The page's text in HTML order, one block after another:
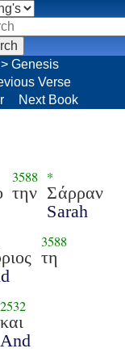
> Genesis
Verse
Next Book
3588
την
*
Σάρραν
Sarah
3588
τη
2532
και
And